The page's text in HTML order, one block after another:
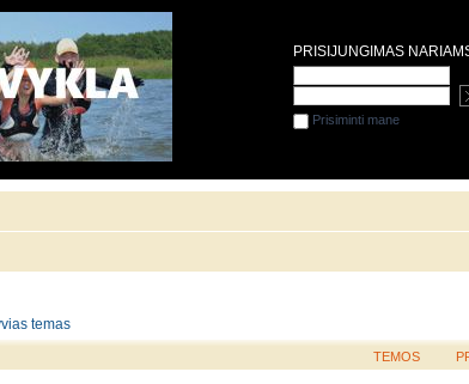
temas
TEMOS
PRISIJUNGIMAS
Prisiminti mane